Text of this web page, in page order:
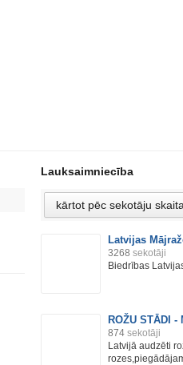
Lauksaimniecība
Latvijas
3268 sekotāji
Biedrības
ROŽU STĀDI -
874 sekotāji
Latvijā audzēti